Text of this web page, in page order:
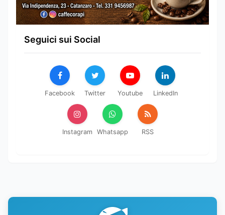
Seguici sui Social
Facebook Twitter Youtube LinkedIn
Instagram Whatsapp RSS